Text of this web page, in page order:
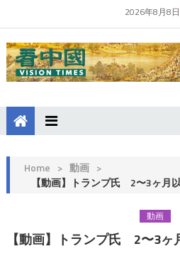
2026年8月8日
Home > 動画 >
【動画】トランプ氏 2〜3ヶ月
動画
【動画】トランプ氏 2〜3ヶ